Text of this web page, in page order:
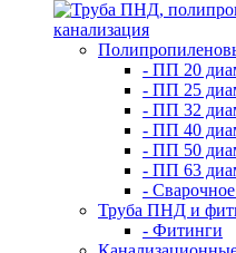
- ПП 20
- ПП 25
- ПП 32
- ПП 40
- ПП 50
- ПП 63
-
Труба ПНД и
- Фитинги